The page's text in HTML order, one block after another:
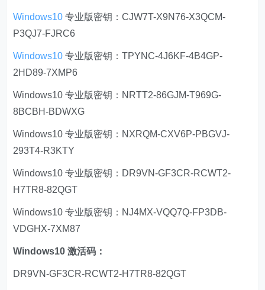
Windows10 专业版密钥：CJW7T-X9N76-X3QCM-
P3QJ7-FJRC6
Windows10 专业版密钥：TPYNC-4J6KF-4B4GP-
2HD89-7XMP6
Windows10 专业版密钥：NRTT2-86GJM-T969G-
8BCBH-BDWXG
Windows10 专业版密钥：NXRQM-CXV6P-PBGVJ-
293T4-R3KTY
Windows10 专业版密钥：DR9VN-GF3CR-RCWT2-
H7TR8-82QGT
Windows10 专业版密钥：NJ4MX-VQQ7Q-FP3DB-
VDGHX-7XM87
Windows10 激活码：
DR9VN-GF3CR-RCWT2-H7TR8-82QGT